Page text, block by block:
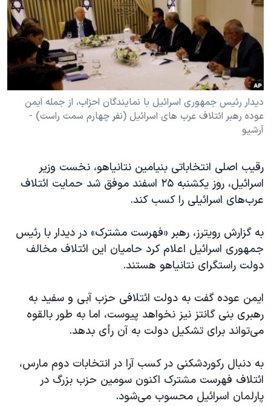
حقوق شهروندی
اقتصادی
علم و فناوری
اسرائیل در جنگ
گالری عکس
انتخابات ریاست جمهوری آمریکا ۲۰۲۴
حمله جمهوری اسلامی به اسرائیل
رمز مهسا
ورزش زنان در ایران
اعتراضات زن، زندگی، آزادی
تریبونال مردمی آبان ۹۸
دادگاه حمید نوری
چهل سال گروگان‌گیری
قانون شفافیت دارائی کادر رهبری ایران
اعتراضات مردمی آبان ۹۸
اسرائیل در جنگ
نرگس محمدی برنده جایزه نوبل صلح
همایش محافظه‌کاران آمریکا «سی‌پک»
صفحه‌های ویژه
سفر پرزیدنت ترامپ به چین
دنبال کنید
زبانهای مختلف
دیدار رئیس جمهوری اسرائیل با نمایندگان احزاب، از جمله ایمن
عوده رهبر ائتلاف عرب های اسرائیل (نفر چهارم سمت راست) -
آرشیو
رقیب اصلی انتخاباتی بنیامین نتانیاهو، نخست وزیر
اسرائیل، روز یکشنبه ۲۵ اسفند موفق شد حمایت ائتلاف
عرب‌های اسرائیلی را کسب کند.
به گزارش رویترز، رهبر «فهرست مشترک» در دیدار با رئیس
جمهوری اسرائیل اعلام کرد حامیان این ائتلاف مخالف
دولت راستگرای نتانیاهو هستند.
ایمن عوده گفت به دولت ائتلافی حزب آبی و سفید به
رهبری بنی گانتز نیز نخواهد پیوست، اما به طور بالقوه
می‌تواند برای تشکیل دولت به آن رأی بدهد.
به دنبال رکوردشکنی در کسب آرا در انتخابات دوم مارس،
ائتلاف فهرست مشترک اکنون سومین حزب بزرگ در
پارلمان اسرائیل محسوب می‌شود.